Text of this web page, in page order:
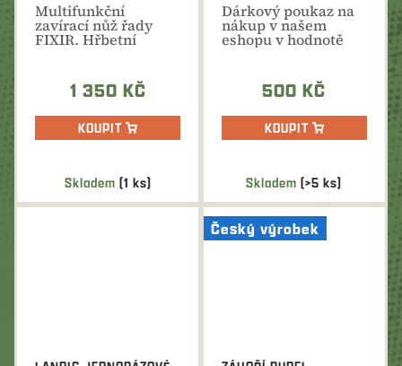
Skladem (1 ks)
Multifunkční
zavírací nůž řady
FIXIR. Hřbetní
1 350 KČ
KOUPIT
Skladem(>5 ks)
Dárkový poukaz na
nákup v našem
eshopu v hodnotě
500 Kč. Ideální
500 KČ
KOUPIT
Český výrobek